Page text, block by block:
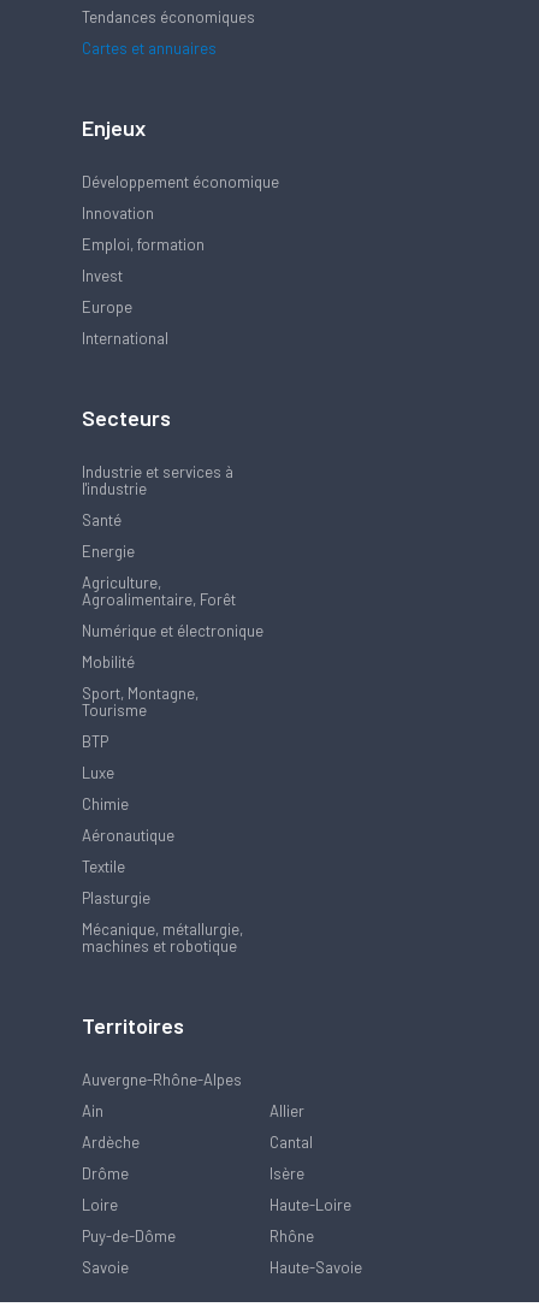
Tendances économiques
Cartes et annuaires
Enjeux
Développement économique
Innovation
Emploi, formation
Invest
Europe
International
Secteurs
Industrie et services à
l'industrie
Santé
Energie
Agriculture,
Agroalimentaire, Forêt
Numérique et électronique
Mobilité
Sport, Montagne,
Tourisme
BTP
Luxe
Chimie
Aéronautique
Textile
Plasturgie
Mécanique, métallurgie,
machines et robotique
Territoires
Auvergne-Rhône-Alpes
Ain
Allier
Ardèche
Cantal
Drôme
Isère
Loire
Haute-Loire
Puy-de-Dôme
Rhône
Savoie
Haute-Savoie